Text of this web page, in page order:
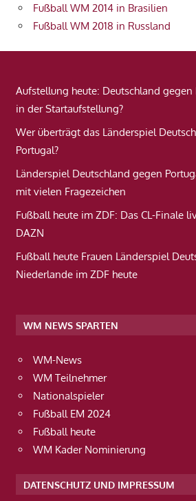
Fußball WM 2014 in Brasilien
Fußball WM 2018 in Russland
Aufstellung heute: Deutschland
in der Startaufstellung?
Wer überträgt das Länderspiel
Portugal?
Länderspiel Deutschland gegen
mit vielen Fragezeichen
Fußball heute im ZDF: Das CL-Finale
DAZN
Fußball heute Frauen Länderspiel
Niederlande im ZDF heute
WM NEWS SPARTEN
WM-News
WM Teilnehmer
Nationalspieler
Fußball EM 2024
Fußball heute
WM Kader Nominierung
DATENSCHUTZ UND IMPRESSUM